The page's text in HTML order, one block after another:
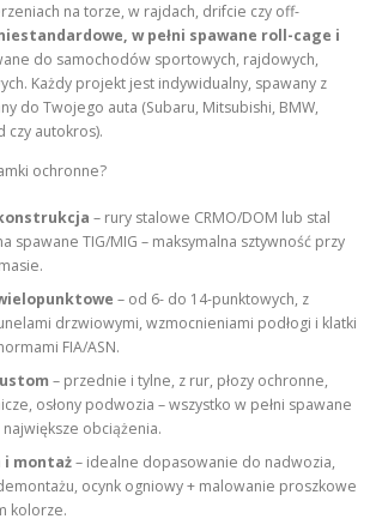
na torze, w rajdach, drifcie czy off-
w pełni spawane roll-cage i
do samochodów sportowych, rajdowych,
Każdy projekt jest indywidualny, spawany z
do Twojego auta (Subaru, Mitsubishi, BMW,
czy autokros).
ochronne?
– rury stalowe CRMO/DOM lub stal
spawane TIG/MIG – maksymalna sztywność przy
– od 6- do 14-punktowych, z
drzwiowymi, wzmocnieniami podłogi i klatki
FIA/ASN.
– przednie i tylne, z rur, płozy ochronne,
osłony podwozia – wszystko w pełni spawane
obciążenia.
montaż– idealne dopasowanie do nadwozia,
ocynk ogniowy + malowanie proszkowe
kolorze.